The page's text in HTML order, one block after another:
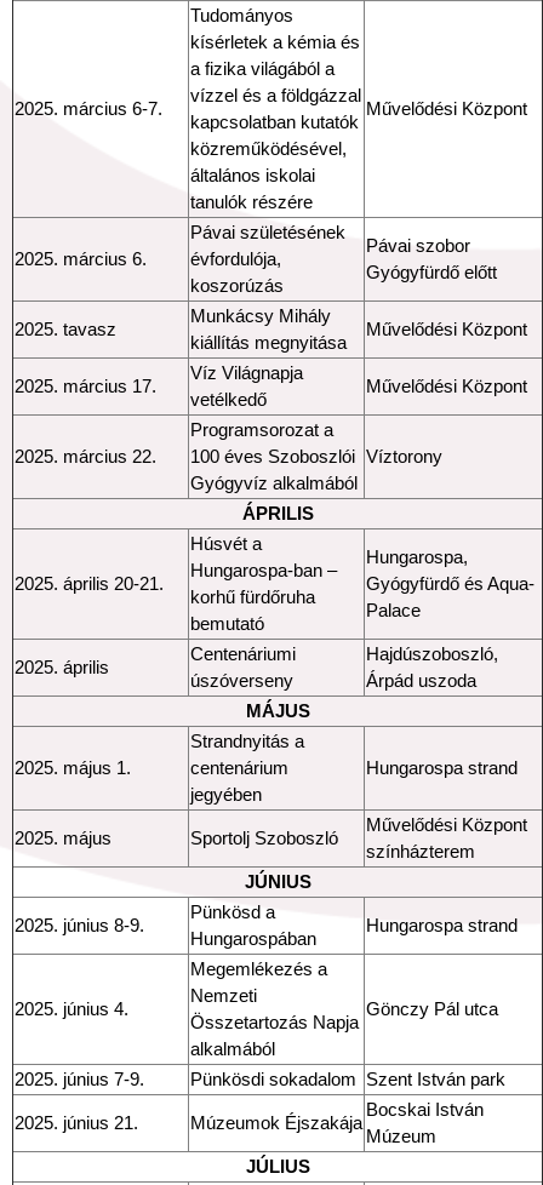
2025. március 6-7.
Tudományos
kísérletek a kémia és
a fizika világából a
vízzel és a földgázzal
kapcsolatban kutatók
közreműködésével,
általános iskolai
tanulók részére
Művelődési Központ
2025. március 6.
Pávai születésének
évfordulója,
koszorúzás
Pávai szobor
Gyógyfürdő előtt
2025. tavasz
Munkácsy Mihály
kiállítás megnyitása
Művelődési Központ
2025. március 17.
Víz Világnapja
vetélkedő
Művelődési Központ
2025. március 22.
Programsorozat a
100 éves Szoboszlói
Gyógyvíz alkalmából
Víztorony
ÁPRILIS
2025. április 20-21.
Húsvét a
Hungarospa-ban –
korhű fürdőruha
bemutató
Hungarospa,
Gyógyfürdő és Aqua-
Palace
2025. április
Centenáriumi
úszóverseny
Hajdúszoboszló,
Árpád uszoda
MÁJUS
2025. május 1.
Strandnyitás a
centenárium
jegyében
Hungarospa strand
2025. május Sportolj Szoboszló
Művelődési Központ
színházterem
JÚNIUS
2025. június 8-9.
Pünkösd a
Hungarospában
Hungarospa strand
2025. június 4.
Megemlékezés a
Nemzeti
Összetartozás Napja
alkalmából
Gönczy Pál utca
2025. június 7-9. Pünkösdi sokadalom Szent István park
2025. június 21. Múzeumok Éjszakája
Bocskai István
Múzeum
JÚLIUS